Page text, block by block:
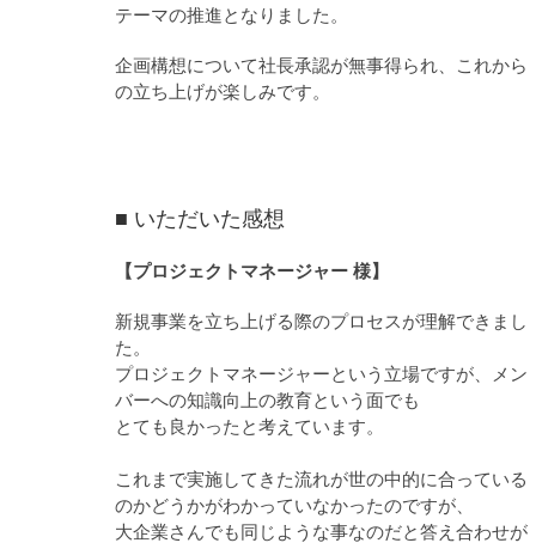
テーマの推進となりました。
企画構想について社長承認が無事得られ、これから
の立ち上げが楽しみです。
■ いただいた感想
【プロジェクトマネージャー 様】
新規事業を立ち上げる際のプロセスが理解できまし
た。
プロジェクトマネージャーという立場ですが、メン
バーへの知識向上の教育という面でも
とても良かったと考えています。
これまで実施してきた流れが世の中的に合っている
のかどうかがわかっていなかったのですが、
大企業さんでも同じような事なのだと答え合わせが